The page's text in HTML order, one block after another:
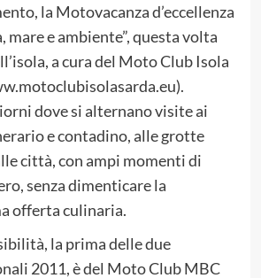
la Motovacanza d’eccellenza
mare e ambiente”, questa volta
a cura del Moto Club Isola
dove si alternano visite ai
e contadino, alle grotte
città, con ampi momenti di
senza dimenticare la
offerta culinaria.
la prima delle due
2011, è del Moto Club MBC